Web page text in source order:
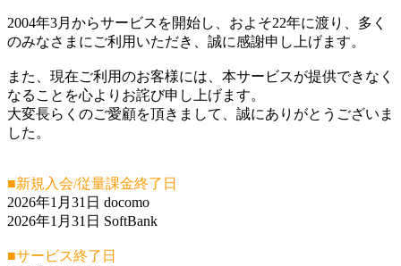
2004年3月からサービスを開始し、およそ22年に渡り、多く
のみなさまにご利用いただき、誠に感謝申し上げます。
また、現在ご利用のお客様には、本サービスが提供できなく
なることを心よりお詫び申し上げます。
大変長らくのご愛顧を頂きまして、誠にありがとうございま
した。
■新規入会/従量課金終了日
2026年1月31日 docomo
2026年1月31日 SoftBank
■サービス終了日